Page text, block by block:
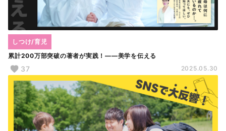
累計200万部突破の著者が実践！――美学を伝える
しつけ/育児
37 2025.05.30